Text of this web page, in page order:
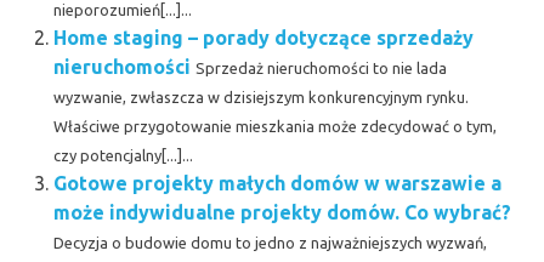
nieporozumień[...]...
Home staging – porady dotyczące sprzedaży
nieruchomości Sprzedaż nieruchomości to nie lada
wyzwanie, zwłaszcza w dzisiejszym konkurencyjnym rynku.
Właściwe przygotowanie mieszkania może zdecydować o tym,
czy potencjalny[...]...
Gotowe projekty małych domów w warszawie a
może indywidualne projekty domów. Co wybrać?
Decyzja o budowie domu to jedno z najważniejszych wyzwań,